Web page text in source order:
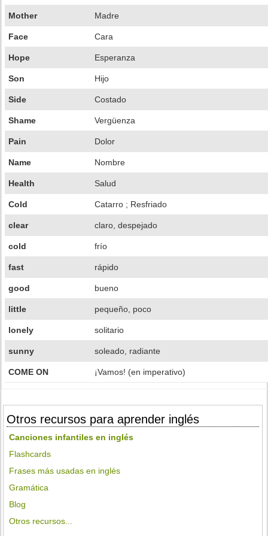
Mother Madre
Face Cara
Hope Esperanza
Son Hijo
Side Costado
Shame Vergüenza
Pain Dolor
Name Nombre
Health Salud
Cold Catarro ; Resfriado
clear claro, despejado
cold frío
fast rápido
good bueno
little pequeño, poco
lonely solitario
sunny soleado, radiante
COME ON ¡Vamos! (en imperativo)
Otros recursos para aprender inglés
Canciones infantiles en inglés
Flashcards
Frases más usadas en inglés
Gramática
Blog
Otros recursos...